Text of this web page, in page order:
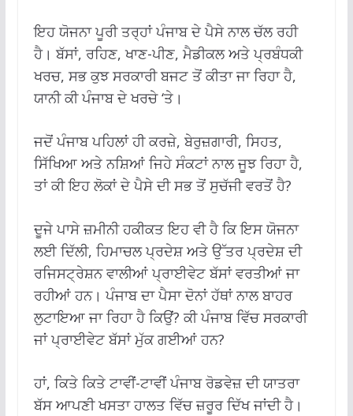
ਇਹ ਯੋਜਨਾ ਪੂਰੀ ਤਰ੍ਹਾਂ ਪੰਜਾਬ ਦੇ ਪੈਸੇ ਨਾਲ ਚੱਲ ਰਹੀ
ਹੈ। ਬੱਸਾਂ, ਰਹਿਣ, ਖਾਣ-ਪੀਣ, ਮੈਡੀਕਲ ਅਤੇ ਪ੍ਰਬੰਧਕੀ
ਖਰਚ, ਸਭ ਕੁਝ ਸਰਕਾਰੀ ਬਜਟ ਤੋਂ ਕੀਤਾ ਜਾ ਰਿਹਾ ਹੈ,
ਯਾਨੀ ਕੀ ਪੰਜਾਬ ਦੇ ਖਰਚੇ ‘ਤੇ।
ਜਦੋਂ ਪੰਜਾਬ ਪਹਿਲਾਂ ਹੀ ਕਰਜ਼ੇ, ਬੇਰੁਜ਼ਗਾਰੀ, ਸਿਹਤ,
ਸਿੱਖਿਆ ਅਤੇ ਨਸ਼ਿਆਂ ਜਿਹੇ ਸੰਕਟਾਂ ਨਾਲ ਜੂਝ ਰਿਹਾ ਹੈ,
ਤਾਂ ਕੀ ਇਹ ਲੋਕਾਂ ਦੇ ਪੈਸੇ ਦੀ ਸਭ ਤੋਂ ਸੁਚੱਜੀ ਵਰਤੋਂ ਹੈ?
ਦੂਜੇ ਪਾਸੇ ਜ਼ਮੀਨੀ ਹਕੀਕਤ ਇਹ ਵੀ ਹੈ ਕਿ ਇਸ ਯੋਜਨਾ
ਲਈ ਦਿੱਲੀ, ਹਿਮਾਚਲ ਪ੍ਰਦੇਸ਼ ਅਤੇ ਉੱਤਰ ਪ੍ਰਦੇਸ਼ ਦੀ
ਰਜਿਸਟ੍ਰੇਸ਼ਨ ਵਾਲੀਆਂ ਪ੍ਰਾਈਵੇਟ ਬੱਸਾਂ ਵਰਤੀਆਂ ਜਾ
ਰਹੀਆਂ ਹਨ। ਪੰਜਾਬ ਦਾ ਪੈਸਾ ਦੋਨਾਂ ਹੱਥਾਂ ਨਾਲ ਬਾਹਰ
ਲੁਟਾਇਆ ਜਾ ਰਿਹਾ ਹੈ ਕਿਉਂ? ਕੀ ਪੰਜਾਬ ਵਿੱਚ ਸਰਕਾਰੀ
ਜਾਂ ਪ੍ਰਾਈਵੇਟ ਬੱਸਾਂ ਮੁੱਕ ਗਈਆਂ ਹਨ?
ਹਾਂ, ਕਿਤੇ ਕਿਤੇ ਟਾਵੀਂ-ਟਾਵੀਂ ਪੰਜਾਬ ਰੋਡਵੇਜ਼ ਦੀ ਯਾਤਰਾ
ਬੱਸ ਆਪਣੀ ਖਸਤਾ ਹਾਲਤ ਵਿੱਚ ਜ਼ਰੂਰ ਦਿੱਖ ਜਾਂਦੀ ਹੈ।